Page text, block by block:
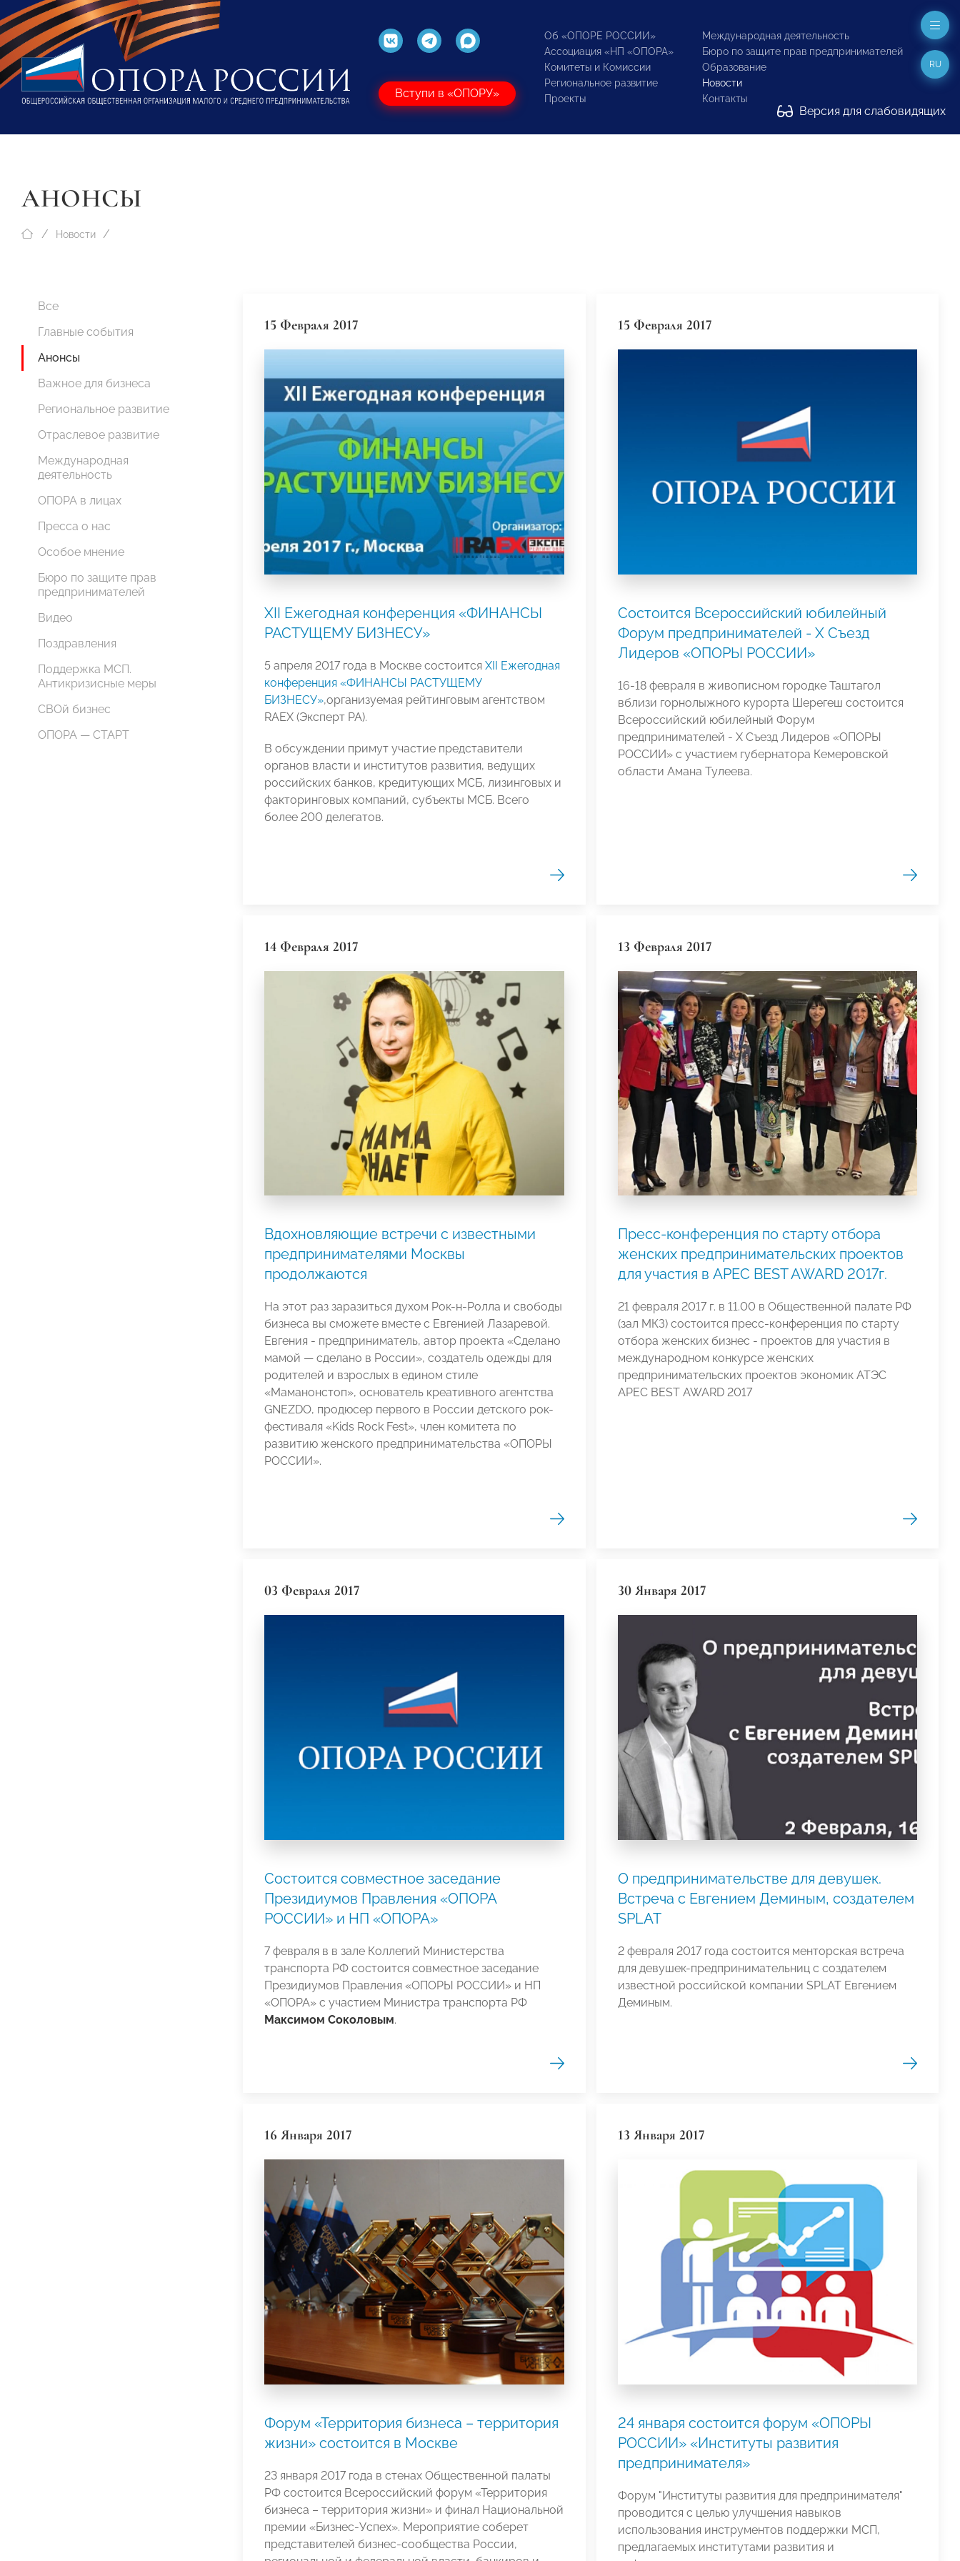
Вступи в «ОПОРУ»
Об «ОПОРЕ РОССИИ»
Ассоциация «НП «ОПОРА»
Комитеты и Комиссии
Региональное развитие
Проекты
Международная деятельность
Бюро по защите прав предпринимателей
Образование
Новости
Контакты
Версия для слабовидящих
RU
АНОНСЫ
Новости
Все
Главные события
Анонсы
Важное для бизнеса
Региональное развитие
Отраслевое развитие
Международная
деятельность
ОПОРА в лицах
Пресса о нас
Особое мнение
Бюро по защите прав
предпринимателей
Видео
Поздравления
Поддержка МСП.
Антикризисные меры
СВОй бизнес
ОПОРА — СТАРТ
15 Февраля 2017
XII Ежегодная конференция «ФИНАНСЫ
РАСТУЩЕМУ БИЗНЕСУ»
5 апреля 2017 года в Москве состоится XII Ежегодная
конференция «ФИНАНСЫ РАСТУЩЕМУ
БИЗНЕСУ»,организуемая рейтинговым агентством
RAEX (Эксперт РА).
В обсуждении примут участие представители
органов власти и институтов развития, ведущих
российских банков, кредитующих МСБ, лизинговых и
факторинговых компаний, субъекты МСБ. Всего
более 200 делегатов.
15 Февраля 2017
Состоится Всероссийский юбилейный
Форум предпринимателей - X Съезд
Лидеров «ОПОРЫ РОССИИ»
16-18 февраля в живописном городке Таштагол
вблизи горнолыжного курорта Шерегеш состоится
Всероссийский юбилейный Форум
предпринимателей - X Съезд Лидеров «ОПОРЫ
РОССИИ» с участием губернатора Кемеровской
области Амана Тулеева.
14 Февраля 2017
Вдохновляющие встречи с известными
предпринимателями Москвы
продолжаются
На этот раз заразиться духом Рок-н-Ролла и свободы
бизнеса вы сможете вместе с Евгенией Лазаревой.
Евгения - предприниматель, автор проекта «Сделано
мамой — сделано в России», создатель одежды для
родителей и взрослых в едином стиле
«Маманонстоп», основатель креативного агентства
GNEZDO, продюсер первого в России детского рок-
фестиваля «Kids Rock Fest», член комитета по
развитию женского предпринимательства «ОПОРЫ
РОССИИ».
13 Февраля 2017
Пресс-конференция по старту отбора
женских предпринимательских проектов
для участия в APEC BEST AWARD 2017г.
21 февраля 2017 г. в 11.00 в Общественной палате РФ
(зал МКЗ) состоится пресс-конференция по старту
отбора женских бизнес - проектов для участия в
международном конкурсе женских
предпринимательских проектов экономик АТЭС
APEC BEST AWARD 2017
03 Февраля 2017
Состоится совместное заседание
Президиумов Правления «ОПОРА
РОССИИ» и НП «ОПОРА»
7 февраля в в зале Коллегий Министерства
транспорта РФ состоится совместное заседание
Президиумов Правления «ОПОРЫ РОССИИ» и НП
«ОПОРА» с участием Министра транспорта РФ
Максимом Соколовым.
30 Января 2017
О предпринимательстве для девушек.
Встреча с Евгением Деминым, создателем
SPLAT
2 февраля 2017 года состоится менторская встреча
для девушек-предпринимательниц с создателем
известной российской компании SPLAT Евгением
Деминым.
16 Января 2017
Форум «Территория бизнеса – территория
жизни» состоится в Москве
23 января 2017 года в стенах Общественной палаты
РФ состоится Всероссийский форум «Территория
бизнеса – территория жизни» и финал Национальной
премии «Бизнес-Успех». Мероприятие соберет
представителей бизнес-сообщества России,
13 Января 2017
24 января состоится форум «ОПОРЫ
РОССИИ» «Институты развития
предпринимателя»
Форум "Институты развития для предпринимателя"
проводится с целью улучшения навыков
использования инструментов поддержки МСП,
предлагаемых институтами развития и